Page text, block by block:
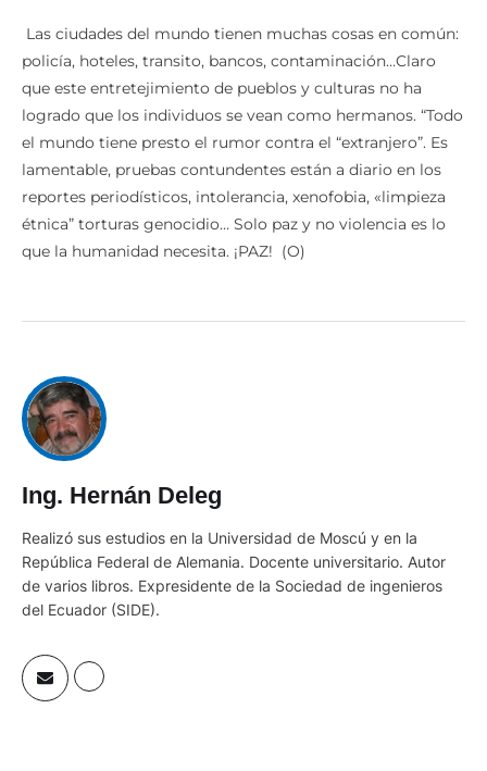
Las ciudades del mundo tienen muchas cosas en común:
policía, hoteles, transito, bancos, contaminación…Claro
que este entretejimiento de pueblos y culturas no ha
logrado que los individuos se vean como hermanos. “Todo
el mundo tiene presto el rumor contra el “extranjero”. Es
lamentable, pruebas contundentes están a diario en los
reportes periodísticos, intolerancia, xenofobia, «limpieza
étnica” torturas genocidio… Solo paz y no violencia es lo
que la humanidad necesita. ¡PAZ! (O)
Ing. Hernán Deleg
Realizó sus estudios en la Universidad de Moscú y en la
República Federal de Alemania. Docente universitario. Autor
de varios libros. Expresidente de la Sociedad de ingenieros
del Ecuador (SIDE).